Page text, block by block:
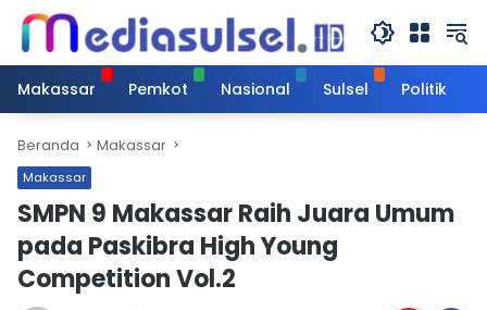
Langsung
konten
Makassar
Pemkot Nasional Sulsel Politik
Beranda Makassar
Makassar
SMPN 9 Makassar Raih Juara Umum
pada Paskibra High Young
Competition Vol.2